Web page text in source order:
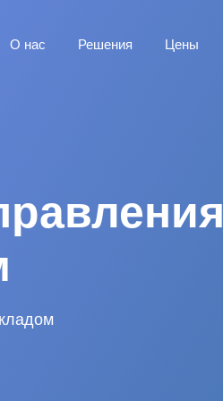
О нас Решения Цены